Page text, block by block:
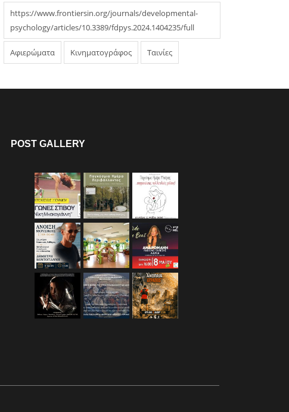
https://www.frontiersin.org/journals/developmental-
psychology/articles/10.3389/fdpys.2024.1404235/full
Αφιερώματα Κινηματογράφος Ταινίες
POST GALLERY